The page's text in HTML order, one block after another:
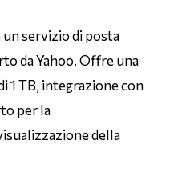
un servizio di posta
da Yahoo. Offre una
1 TB, integrazione con
per la
della